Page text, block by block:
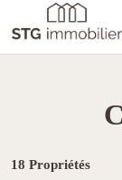
18 Propriétés